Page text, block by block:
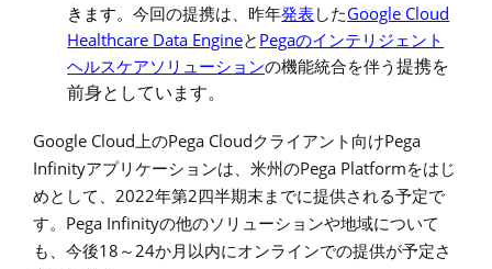
きます。今回の提携は、昨年発表したGoogle Cloud
Healthcare Data Engineと Pegaのインテリジェント
ヘルスケアソリューションの機能統合を伴う提携を
前身としています。
Google Cloud 上のPega Cloudクライアント向けPega
Infinityアプリケーションは、米州のPega Platformをはじ
めとして、 2022年第2 四半期末までに提供される予定で
す。 Pega Infinityの他のソリューションや地域について
も、今後18 ～24か月以内にオンラインでの提供が予定さ